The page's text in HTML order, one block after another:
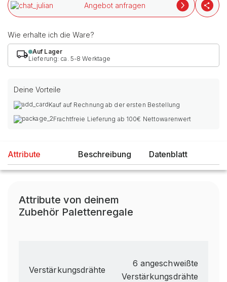
Angebot anfragen
Wie erhalte ich die Ware?
Auf Lager
Lieferung: ca. 5-8 Werktage
Deine Vorteile
Kauf auf Rechnung ab der ersten Bestellung
Frachtfreie Lieferung ab 100€ Nettowarenwert
Attribute Beschreibung Datenblatt
Attribute von deinem
Zubehör Palettenregale
Verstärkungsdrähte
6 angeschweißte
Verstärkungsdrähte